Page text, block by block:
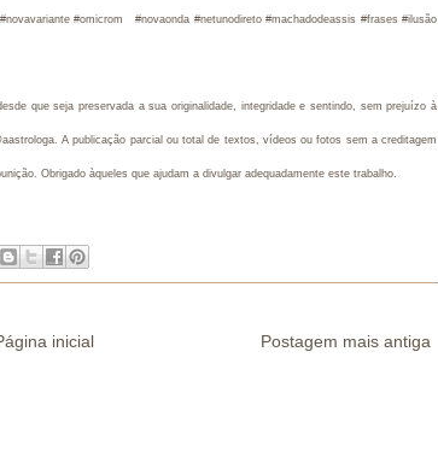
#omicrom #novaonda #netunodireto #machadodeassis #frases #ilusão
que seja preservada a sua originalidade, integridade e sentindo, sem prejuízo à
A publicação parcial ou total de textos, vídeos ou fotos sem a creditagem
Obrigado àqueles que ajudam a divulgar adequadamente este trabalho.
Postagem mais antiga
inicial